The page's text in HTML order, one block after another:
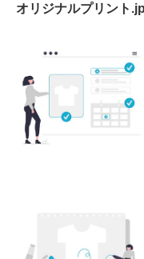
オリジナルプリント